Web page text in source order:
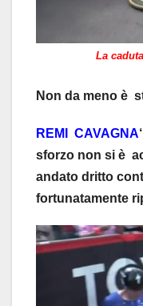
La
Non da meno è
REMI CAVAGNA
sforzo non si è
andato dritto
fortunatamente